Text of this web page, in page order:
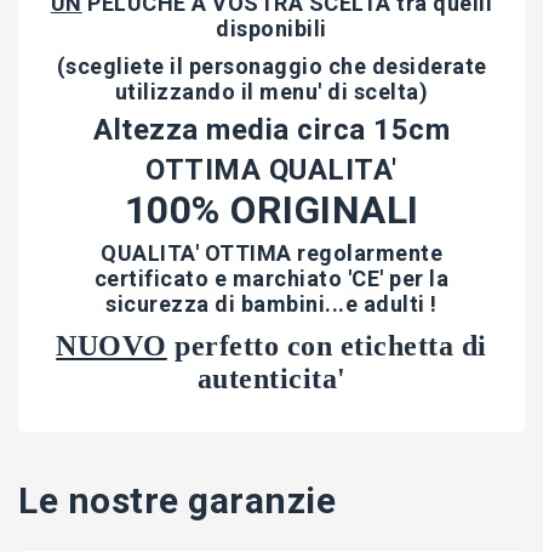
disponibili
(scegliete il personaggio che desiderate
utilizzando il menu' di scelta)
Altezza media circa 15cm
OTTIMA QUALITA'
100% ORIGINALI
QUALITA' OTTIMA regolarmente
certificato e marchiato 'CE' per la
sicurezza di bambini...e adulti !
NUOVO perfetto con etichetta di
autenticita'
Le nostre garanzie